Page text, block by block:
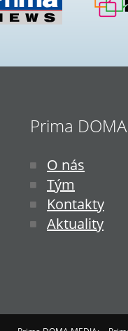
Prima
O nás
Tým
Kontakty
Aktuality